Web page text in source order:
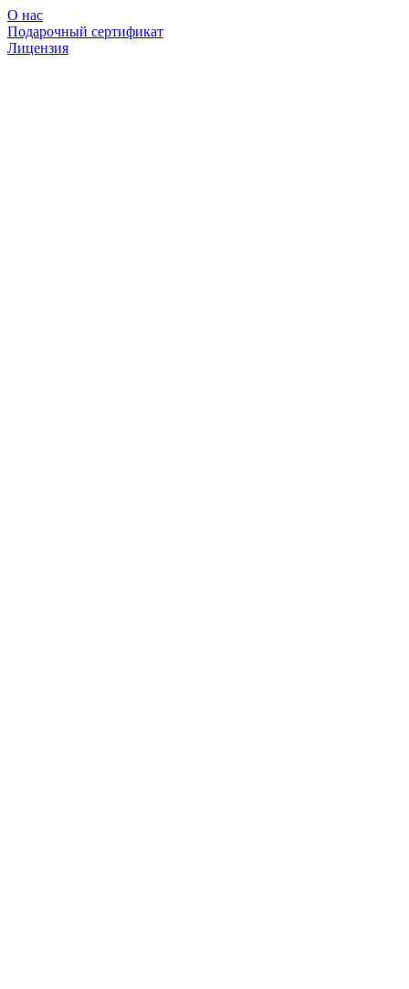
О нас
Подарочный сертификат
Лицензия